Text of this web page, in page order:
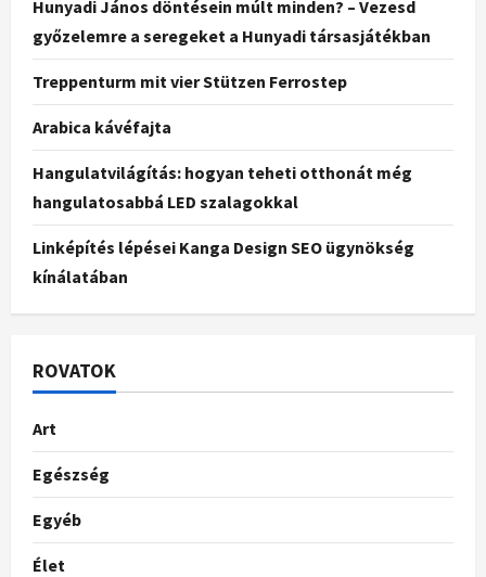
Hunyadi János döntésein múlt minden? – Vezesd
győzelemre a seregeket a Hunyadi társasjátékban
Treppenturm mit vier Stützen Ferrostep
Arabica kávéfajta
Hangulatvilágítás: hogyan teheti otthonát még
hangulatosabbá LED szalagokkal
Linképítés lépései Kanga Design SEO ügynökség
kínálatában
ROVATOK
Art
Egészség
Egyéb
Élet